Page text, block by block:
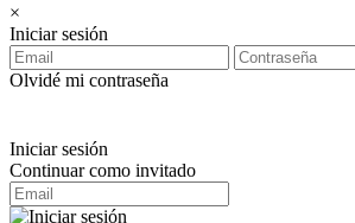
×
Iniciar sesión
Olvidé mi contraseña
Iniciar sesión
Continuar como invitado